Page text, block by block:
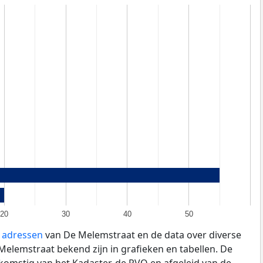
20 30 40 50
van De Melemstraat en de data over diverse
bekend zijn in grafieken en tabellen. De